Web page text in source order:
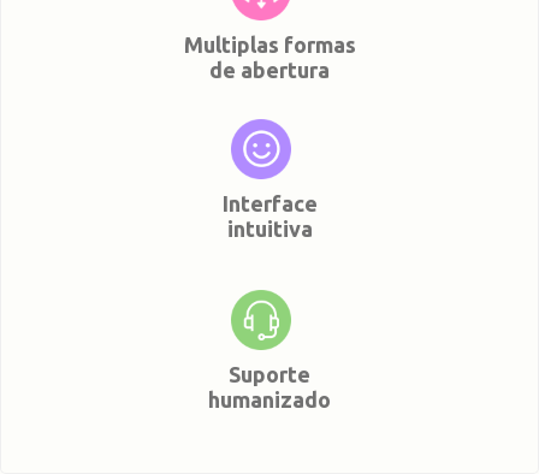
Multiplas formas
de abertura
Interface
intuitiva
Suporte
humanizado